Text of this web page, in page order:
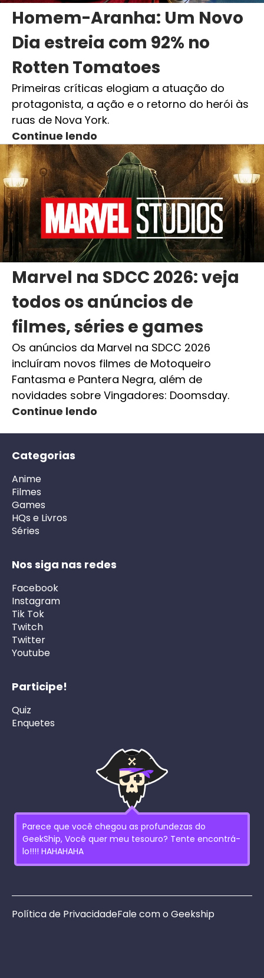
Homem-Aranha: Um Novo
Dia estreia com 92% no
Rotten Tomatoes
Primeiras críticas elogiam a atuação do
protagonista, a ação e o retorno do herói às
ruas de Nova York.
Continue lendo
Marvel na SDCC 2026: veja
todos os anúncios de
filmes, séries e games
Os anúncios da Marvel na SDCC 2026
incluíram novos filmes de Motoqueiro
Fantasma e Pantera Negra, além de
novidades sobre Vingadores: Doomsday.
Continue lendo
Categorias
Anime
Filmes
Games
HQs e Livros
Séries
Nos siga nas redes
Facebook
Instagram
Tik Tok
Twitch
Twitter
Youtube
Participe!
Quiz
Enquetes
Parece que você chegou as profundezas do
GeekShip, Você quer meu tesouro? Tente encontrá-
lo!!!! HAHAHAHA
Política de PrivacidadeFale com o Geekship